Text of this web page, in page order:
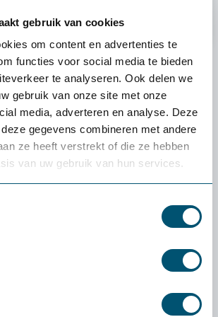
gebruik van cookies
om content en advertenties te
functies voor social media te bieden
te analyseren. Ook delen we
gebruik van onze site met onze
media, adverteren en analyse. Deze
gegevens combineren met andere
ze heeft verstrekt of die ze hebben
van uw gebruik van hun services.
advies nodig?
en wil je graag deskundig advies van één
Bel 088 240 00 60 of stel je vraag via
de chat.
Ik wil deskundig advies
vraag over onze diensten of wil je weten
kunnen helpen? We denken graag met je